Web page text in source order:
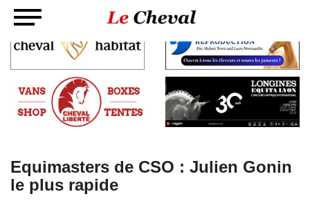
Equimasters de CSO : Julien Gonin
le plus rapide